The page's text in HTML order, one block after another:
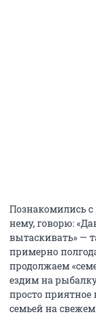
Познакомились
нему, говорю:
вытаскивать» —
примерно
продолжаем
ездим на
просто
семьей на свежем